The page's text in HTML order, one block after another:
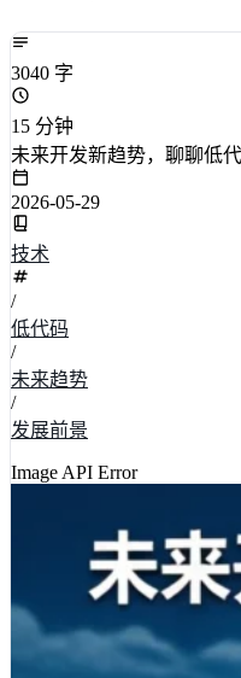
3040 字
15 分钟
未来开发新趋势，聊聊低
2026-05-29
技术
/
低代码
/
未来趋势
/
发展前景
Image API Error